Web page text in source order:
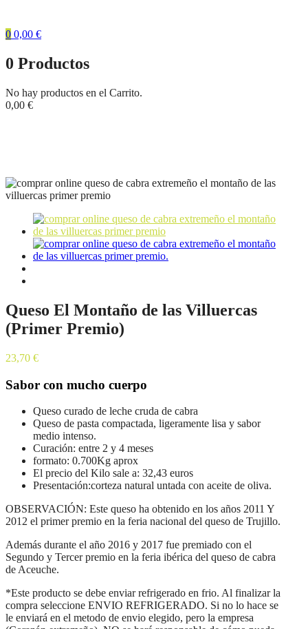
0 0,00 €
0 Productos
No hay productos en el Carrito.
0,00 €
Queso El Montaño de las Villuercas
(Primer Premio)
23,70 €
Sabor con mucho cuerpo
Queso curado de leche cruda de cabra
Queso de pasta compactada, ligeramente lisa y sabor
medio intenso.
Curación: entre 2 y 4 meses
formato: 0.700Kg aprox
El precio del Kilo sale a: 32,43 euros
Presentación:corteza natural untada con aceite de oliva.
OBSERVACIÓN: Este queso ha obtenido en los años 2011 Y
2012 el primer premio en la feria nacional del queso de Trujillo.
Además durante el año 2016 y 2017 fue premiado con el
Segundo y Tercer premio en la feria ibérica del queso de cabra
de Aceuche.
*Este producto se debe enviar refrigerado en frio. Al finalizar la
compra seleccione ENVIO REFRIGERADO. Si no lo hace se
le enviará en el metodo de envio elegido, pero la empresa